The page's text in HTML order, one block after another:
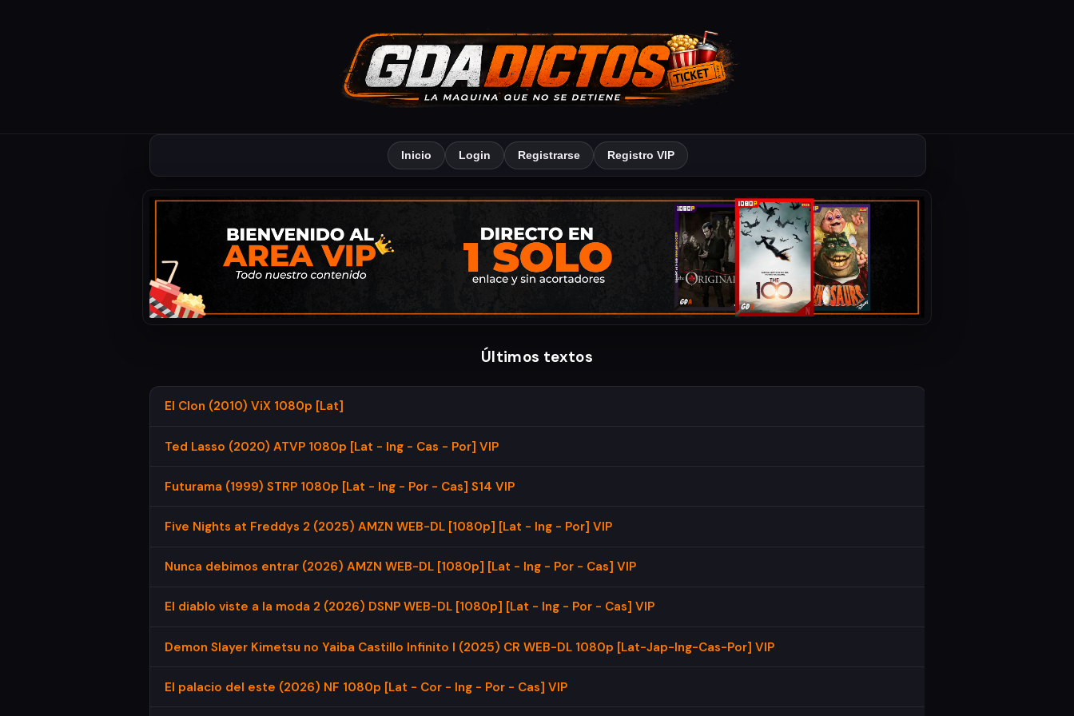
Inicio Login Registrarse Registro VIP
Últimos textos
El Clon (2010) ViX 1080p [Lat]
Ted Lasso (2020) ATVP 1080p [Lat - Ing - Cas - Por] VIP
Futurama (1999) STRP 1080p [Lat - Ing - Por - Cas] S14 VIP
Five Nights at Freddys 2 (2025) AMZN WEB-DL [1080p] [Lat - Ing - Por] VIP
Nunca debimos entrar (2026) AMZN WEB-DL [1080p] [Lat - Ing - Por - Cas] VIP
El diablo viste a la moda 2 (2026) DSNP WEB-DL [1080p] [Lat - Ing - Por - Cas] VIP
Demon Slayer Kimetsu no Yaiba Castillo Infinito I (2025) CR WEB-DL 1080p [Lat-Jap-Ing-Cas-Por] VIP
El palacio del este (2026) NF 1080p [Lat - Cor - Ing - Por - Cas] VIP